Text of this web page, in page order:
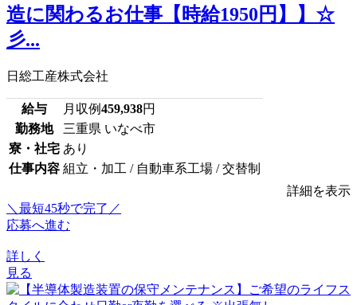
造に関わるお仕事【時給1950円】】☆
彡...
日総工産株式会社
給与 月収例459,938円
勤務地
三重県 いなべ市
寮・社宅 あり
仕事内容 組立・加工 / 自動車系工場 / 交替制
詳細を表示
＼最短45秒で完了／
応募へ進む
詳しく
見る